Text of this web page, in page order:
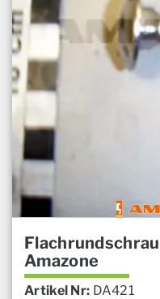
Amazone
Artikel Nr: DA421